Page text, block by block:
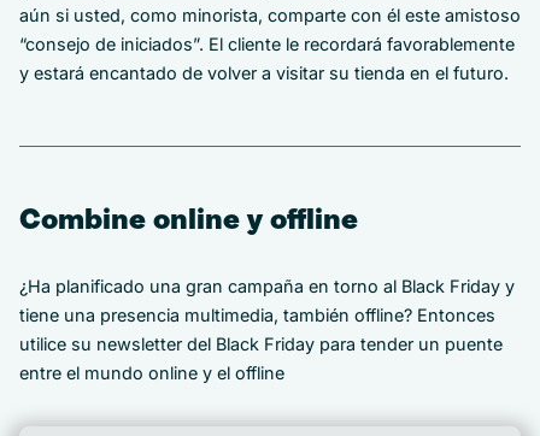
aún si usted, como minorista, comparte con él este amistoso
“consejo de iniciados”. El cliente le recordará favorablemente
y estará encantado de volver a visitar su tienda en el futuro.
Combine online y offline
¿Ha planificado una gran campaña en torno al Black Friday y
tiene una presencia multimedia, también offline? Entonces
utilice su newsletter del Black Friday para tender un puente
entre el mundo online y el offline